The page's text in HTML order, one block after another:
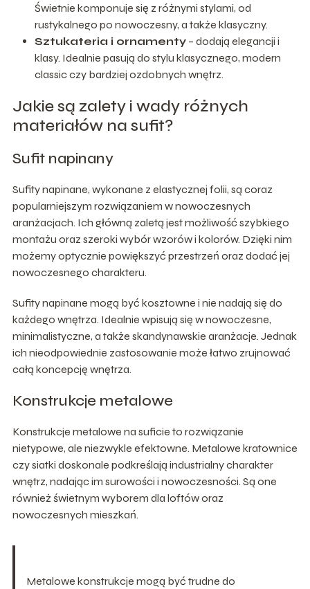
Świetnie komponuje się z różnymi stylami, od
rustykalnego po nowoczesny, a także klasyczny.
Sztukateria i ornamenty– dodają elegancji i
klasy. Idealnie pasują do stylu klasycznego, modern
classic czy bardziej ozdobnych wnętrz.
Jakie są zalety i wady różnych
materiałów na sufit?
Sufit napinany
Sufity napinane, wykonane z elastycznej folii, są coraz
popularniejszym rozwiązaniem w nowoczesnych
aranżacjach. Ich główną zaletą jest możliwość szybkiego
montażu oraz szeroki wybór wzorów i kolorów. Dzięki nim
możemy optycznie powiększyć przestrzeń oraz dodać jej
nowoczesnego charakteru.
Sufity napinane mogą być kosztowne i nie nadają się do
każdego wnętrza. Idealnie wpisują się w nowoczesne,
minimalistyczne, a także skandynawskie aranżacje. Jednak
ich nieodpowiednie zastosowanie może łatwo zrujnować
całą koncepcję wnętrza.
Konstrukcje metalowe
Konstrukcje metalowe na suficie to rozwiązanie
nietypowe, ale niezwykle efektowne. Metalowe kratownice
czy siatki doskonale podkreślają industrialny charakter
wnętrz, nadając im surowości i nowoczesności. Są one
również świetnym wyborem dla loftów oraz
nowoczesnych mieszkań.
Metalowe konstrukcje mogą być trudne do